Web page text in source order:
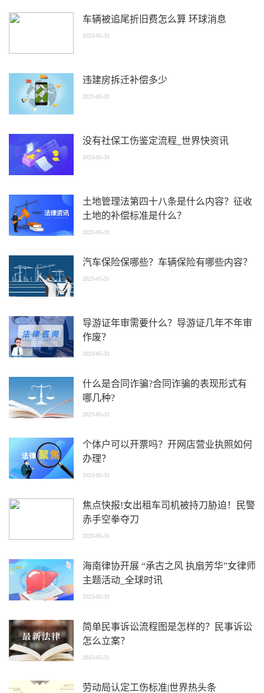
车辆被追尾折旧费怎么算 环球消息
2023-05-31
违建房拆迁补偿多少
2023-05-31
没有社保工伤鉴定流程_世界快资讯
2023-05-31
土地管理法第四十八条是什么内容？征收
土地的补偿标准是什么？
2023-05-31
汽车保险保哪些？车辆保险有哪些内容？
2023-05-31
导游证年审需要什么？导游证几年不年审
作废？
2023-05-31
什么是合同诈骗?合同诈骗的表现形式有
哪几种?
2023-05-31
个体户可以开票吗？开网店营业执照如何
办理？
2023-05-31
焦点快报!女出租车司机被持刀胁迫！民警
赤手空拳夺刀
2023-05-31
海南律协开展 “承古之风 执扇芳华”女律师
主题活动_全球时讯
2023-05-31
简单民事诉讼流程图是怎样的？民事诉讼
怎么立案？
2023-05-31
劳动局认定工伤标准|世界热头条